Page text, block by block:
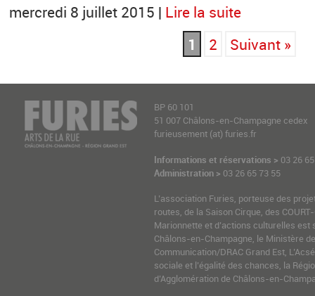
mercredi 8 juillet 2015 | Lire la suite
1
2 Suivant »
BP 60 101
51 007 Châlons-en-Champagne cedex
furieusement (at) furies.fr
Informations et réservations > 03 26
Administration > 03 26 65 73 55
L’association Furies, porteuse des
routes, de la Saison Cirque, des
Marionnette et d’actions culturelles est
Châlons-en-Champagne, le Ministère
Communication/DRAC Grand Est,
sociale et l’égalité des chances, la
d’Agglomération de Châlons-en-